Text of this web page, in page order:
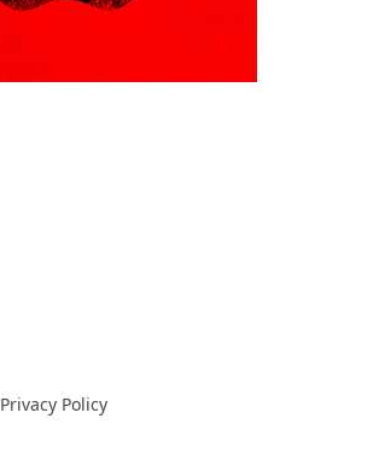
Privacy Policy